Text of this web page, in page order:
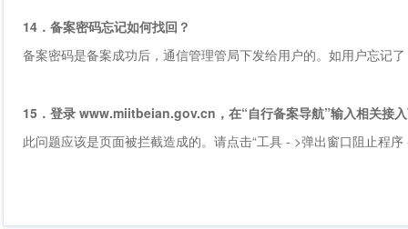
14．备案密码忘记如何找回？
备案密码是备案成功后，通信管理管局下发给用户的。如用户忘记
15．登录 www.miitbeian.gov.cn，在“自行备案导航”输入相关接
此问题应该是页面被拦截造成的。请点击“工具 - >弹出窗口阻止程